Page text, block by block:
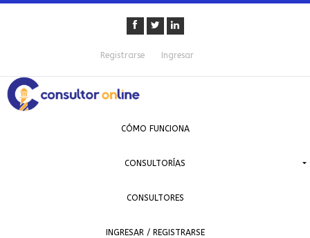
Registrarse Ingresar
CÓMO FUNCIONA
CONSULTORÍAS
CONSULTORES
INGRESAR / REGISTRARSE